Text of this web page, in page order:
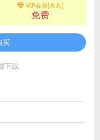
VIP会员[永久]
免费
买
下载